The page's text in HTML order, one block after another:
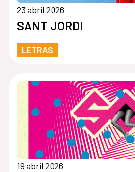
23 abril 2026
SANT JORDI
LETRAS
19 abril 2026